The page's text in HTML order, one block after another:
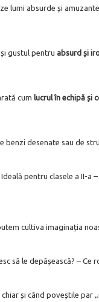
lumi absurde și
și gustul pentru absurd și
cum lucrul în echipă și
benzi desenate sau de
Ideală pentru clasele a II-a
cultiva imaginația
să le depășească? – Ce
și când poveștile par